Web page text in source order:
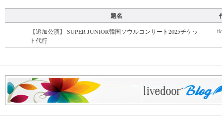
題名
【追加公演】 SUPER JUNIOR韓国ソウルコンサート2025チケッ
ト代行